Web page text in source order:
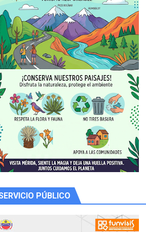
PÚBLICO